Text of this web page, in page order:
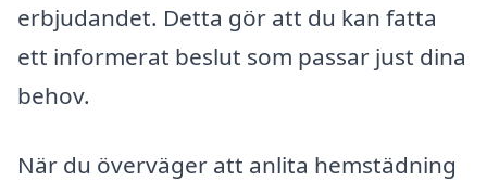
erbjudandet. Detta gör att du kan fatta
ett informerat beslut som passar just dina
behov.
När du överväger att anlita hemstädning